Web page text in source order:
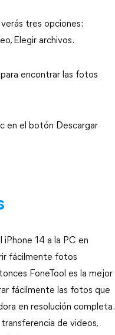
tres opciones:
Elegir archivos.
encontrar las fotos
en el botón Descargar
14 a la PC en
fácilmente fotos
FoneTool es la mejor
fácilmente las fotos que
en resolución completa.
de videos,